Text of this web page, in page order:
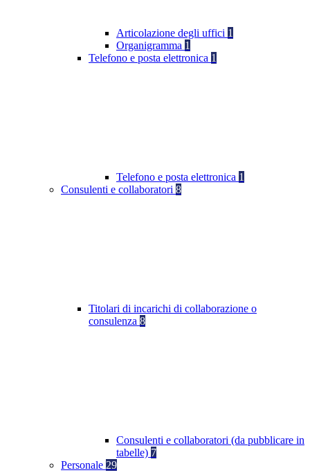
Articolazione degli uffici 1
Organigramma 1
Telefono e posta elettronica 1
Telefono e posta elettronica 1
Consulenti e collaboratori 8
Titolari di incarichi di collaborazione o
consulenza 8
Consulenti e collaboratori (da pubblicare in
tabelle) 7
Personale 29